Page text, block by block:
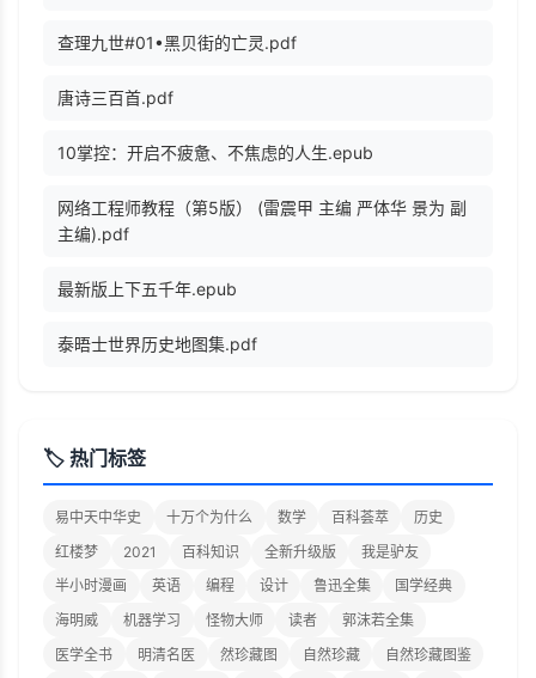
查理九世#01•黑贝街的亡灵.pdf
唐诗三百首.pdf
10掌控：开启不疲惫、不焦虑的人生.epub
网络工程师教程（第5版） (雷震甲 主编 严体华 景为 副
主编).pdf
最新版上下五千年.epub
泰晤士世界历史地图集.pdf
🏷️ 热门标签
易中天中华史 十万个为什么 数学 百科荟萃
历史
红楼梦
2021 百科知识 全新升级版
我是驴友
半小时漫画
英语 编程 设计 鲁迅全集
国学经典
海明威
机器学习 怪物大师 读者
郭沫若全集
医学全书
明清名医 然珍藏图 自然珍藏
自然珍藏图鉴